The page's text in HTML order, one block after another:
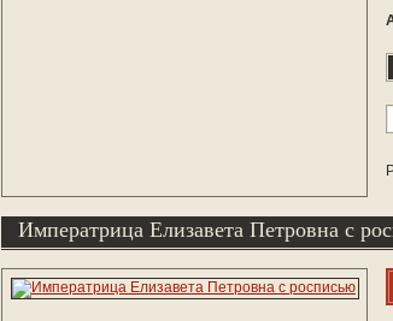
Императрица Елизавета Петровна с